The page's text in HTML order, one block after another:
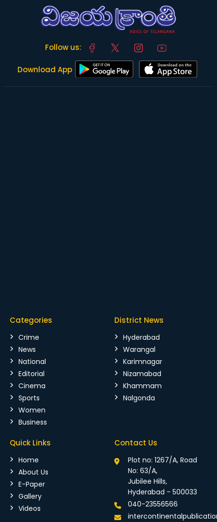
Follow us:
Download App
Categories
Crime
News
National
Editorial
Cinema
Sports
Women
Business
District News
Hyderabad
Warangal
Karimnagar
Nizamabad
Khammam
Nalgonda
Quick Links
Home
About Us
E-Paper
Gallery
Videos
Contact Us
Plot no: 1267/A, Road
No: 63/A,
Jubilee Hills,
Hyderabad - 500033
040-23556566